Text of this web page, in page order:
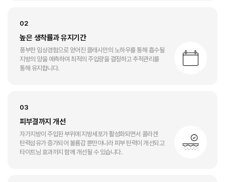
02
높은 생착률과 유지기간
풍부한 임상경험으로 얻어진 클래시만의 노하우를 통해 흡수될
지방의 양을 예측하여 최적의 주입량을 결정하고 추적관리를
통해 유지합니다.
03
피부결까지 개선
자가지방이 주입된 부위에 지방세포가 활성화되면서 콜라겐
탄력섬유가 증가되어 볼륨감 뿐만아니라 피부 탄력이 개선되고
타이트닝 효과까지 함께 개선될 수 있습니다.